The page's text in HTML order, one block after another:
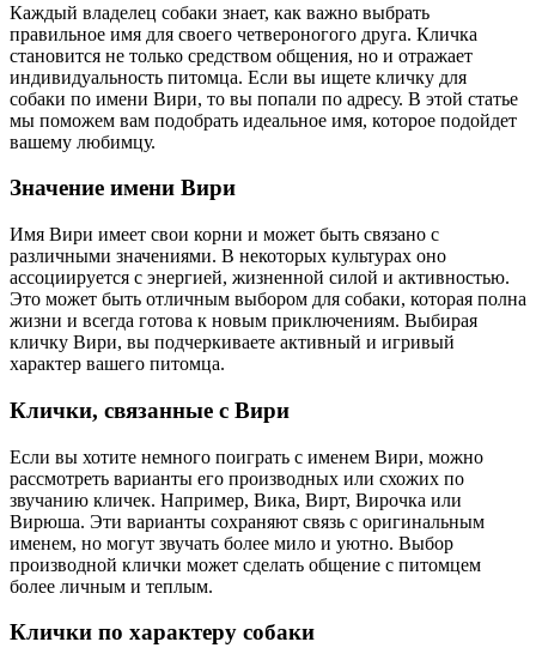
Каждый владелец собаки знает, как важно выбрать
правильное имя для своего четвероногого друга. Кличка
становится не только средством общения, но и отражает
индивидуальность питомца. Если вы ищете кличку для
собаки по имени Вири, то вы попали по адресу. В этой статье
мы поможем вам подобрать идеальное имя, которое подойдет
вашему любимцу.
Значение имени Вири
Имя Вири имеет свои корни и может быть связано с
различными значениями. В некоторых культурах оно
ассоциируется с энергией, жизненной силой и активностью.
Это может быть отличным выбором для собаки, которая полна
жизни и всегда готова к новым приключениям. Выбирая
кличку Вири, вы подчеркиваете активный и игривый
характер вашего питомца.
Клички, связанные с Вири
Если вы хотите немного поиграть с именем Вири, можно
рассмотреть варианты его производных или схожих по
звучанию кличек. Например, Вика, Вирт, Вирочка или
Вирюша. Эти варианты сохраняют связь с оригинальным
именем, но могут звучать более мило и уютно. Выбор
производной клички может сделать общение с питомцем
более личным и теплым.
Клички по характеру собаки